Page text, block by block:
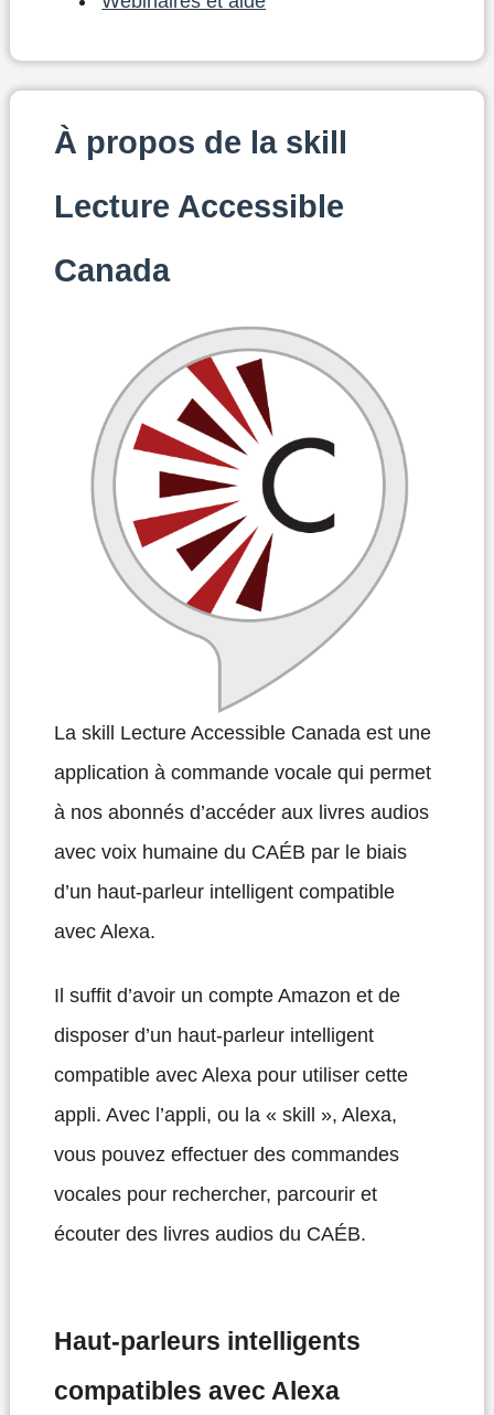
À propos de la skill
Lecture Accessible
Canada
La skill Lecture Accessible Canada est une
application à commande vocale qui permet
à nos abonnés d’accéder aux livres audios
avec voix humaine du CAÉB par le biais
d’un haut-parleur intelligent compatible
avec Alexa.
Il suffit d’avoir un compte Amazon et de
disposer d’un haut-parleur intelligent
compatible avec Alexa pour utiliser cette
appli. Avec l’appli, ou la « skill », Alexa,
vous pouvez effectuer des commandes
vocales pour rechercher, parcourir et
écouter des livres audios du CAÉB.
Haut-parleurs intelligents
compatibles avec Alexa